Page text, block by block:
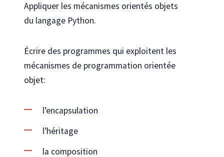
Appliquer les mécanismes orientés objets
du langage Python.
Écrire des programmes qui exploitent les
mécanismes de programmation orientée
objet:
l’encapsulation
l’héritage
la composition